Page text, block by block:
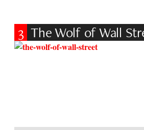
3 The Wolf of Wall